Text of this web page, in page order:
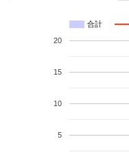
合計
5
10
15
20